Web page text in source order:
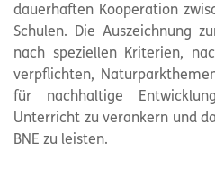
dauerhaften Kooperation
Schulen. Die Auszeichnung
nach speziellen Kriterien,
verpflichten,
für nachhaltige
Unterricht zu verankern und
BNE zu leisten.